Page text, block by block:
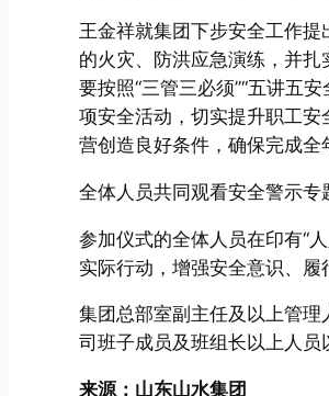
王金祥就集团下步安全工作
的火灾、防洪应急演练，并
要按照“三管三必须”“五讲五
项安全活动，切实提升职工
营创造良好条件，确保完成全
全体人员共同观看安全警示专
参加仪式的全体人员在印有“
实际行动，增强安全意识、履
集团总部室副主任及以上管
司班子成员及班组长以上人员
来源：山东山水集团